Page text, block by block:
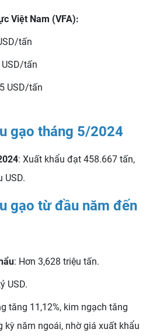
Việt Nam (VFA):
tấn
tấn
USD/tấn
gạo tháng 5/2024
: Xuất khẩu đạt 458.667 tấn,
USD.
gạo từ đầu năm đến
: Hơn 3,628 triệu tấn.
USD.
tăng 11,12%, kim ngạch tăng
kỳ năm ngoái, nhờ giá xuất khẩu